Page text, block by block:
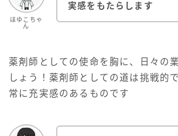
ほゆこちゃ
ん
実感をもたらします
薬剤師としての使命を胸に、日々の
しょう！薬剤師としての道は挑戦的
常に充実感のあるものです